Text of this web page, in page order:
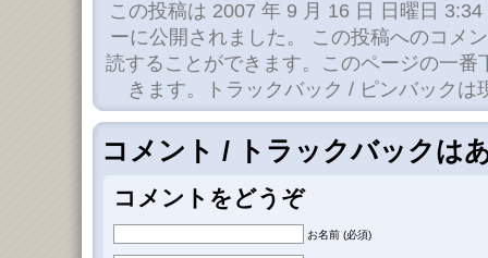
この投稿は 2007 年 9 月 16 日 日曜日
ーに公開されました。 この投稿へのコメ
読することができます。このページの一番
きます。トラックバック / ピンバックは
コメント / トラックバックは
コメントをどうぞ
お名前 (必須)